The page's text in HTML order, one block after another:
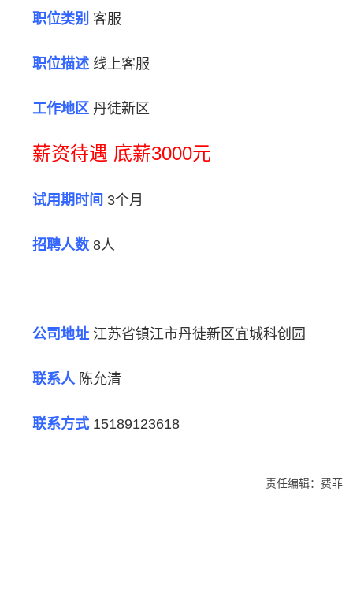
职位类别 客服
职位描述 线上客服
工作地区 丹徒新区
薪资待遇 底薪3000元
试用期时间 3个月
招聘人数 8人
公司地址 江苏省镇江市丹徒新区宜城科创园
联系人 陈允清
联系方式 15189123618
责任编辑：费菲